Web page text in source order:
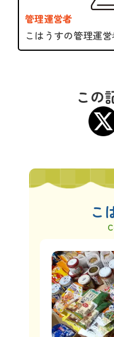
管理運営者
こはうすの管理運営
この
こ